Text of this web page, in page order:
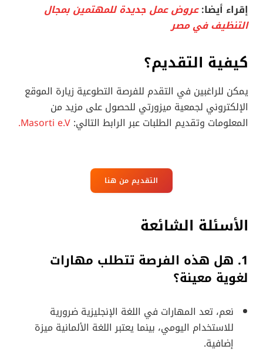
إقراء أيضا:عروض عمل جديدة للمهتمين بمجال
التنظيف في مصر
كيفية التقديم؟
يمكن للراغبين في التقدم للفرصة التطوعية زيارة الموقع
الإلكتروني لجمعية ميزورتي للحصول على مزيد من
المعلومات وتقديم الطلبات عبر الرابط التالي: Masorti e.V.
التقديم من هنا
الأسئلة الشائعة
1. هل هذه الفرصة تتطلب مهارات
لغوية معينة؟
نعم، تعد المهارات في اللغة الإنجليزية ضرورية
للاستخدام اليومي، بينما يعتبر اللغة الألمانية ميزة
إضافية.